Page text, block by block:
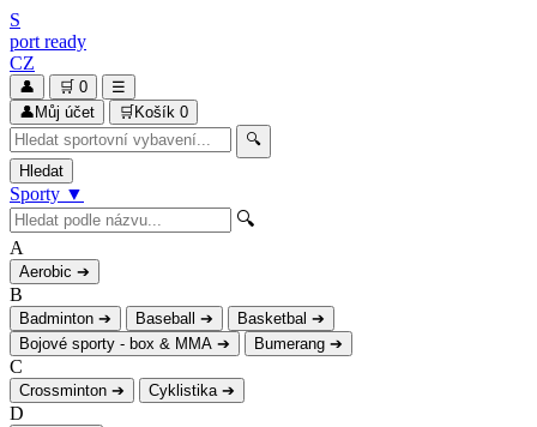
S
port ready
CZ
👤 🛒 0
☰
👤 Můj účet 🛒 Košík 0
🔍
Hledat
Sporty ▼
🔍
A
Aerobic ➔
B
Badminton ➔ Baseball ➔ Basketbal ➔
Bojové sporty - box & MMA ➔ Bumerang ➔
C
Crossminton ➔ Cyklistika ➔
D